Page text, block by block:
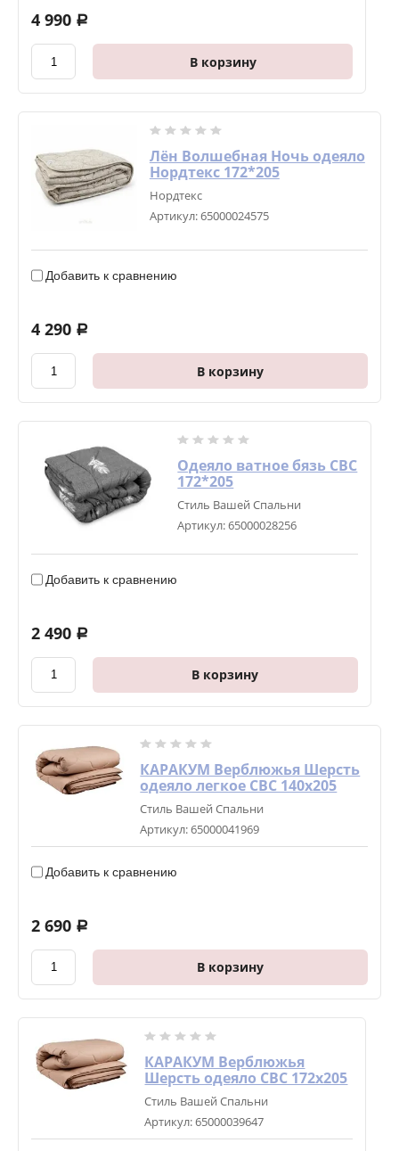
4 990 a
В корзину
Лён Волшебная Ночь одеяло
Нордтекс 172*205
Нордтекс
Артикул:65000024575
Добавить к сравнению
4 290 a
В корзину
Одеяло ватное бязь СВС
172*205
Стиль Вашей Спальни
Артикул:65000028256
Добавить к сравнению
2 490 a
В корзину
КАРАКУМ Верблюжья Шерсть
одеяло легкое СВС 140х205
Стиль Вашей Спальни
Артикул:65000041969
Добавить к сравнению
2 690 a
В корзину
КАРАКУМ Верблюжья
Шерсть одеяло СВС 172х205
Стиль Вашей Спальни
Артикул:65000039647